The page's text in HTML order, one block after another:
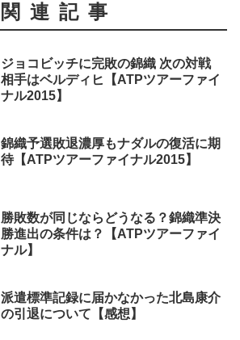
関連記事
ジョコビッチに完敗の錦織 次の対戦
相手はベルディヒ【ATPツアーファイ
ナル2015】
錦織予選敗退濃厚もナダルの復活に期
待【ATPツアーファイナル2015】
勝敗数が同じならどうなる？錦織準決
勝進出の条件は？【ATPツアーファイ
ナル】
派遣標準記録に届かなかった北島康介
の引退について【感想】